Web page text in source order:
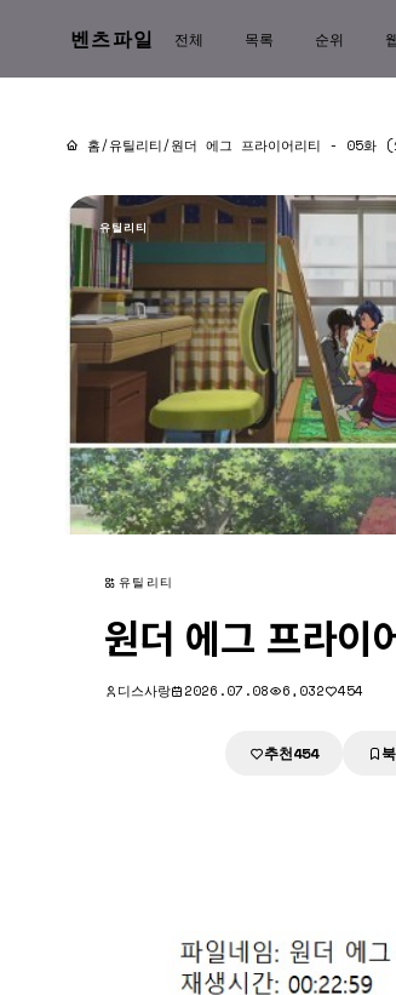
벤츠파일 전체 목록 순위
홈/유틸리티/원더 에그 프라이어리티 - 05화
유틸리티
유틸리티
원더 에그 프라
디스사랑 2026.07.08 6,032 454
추천454